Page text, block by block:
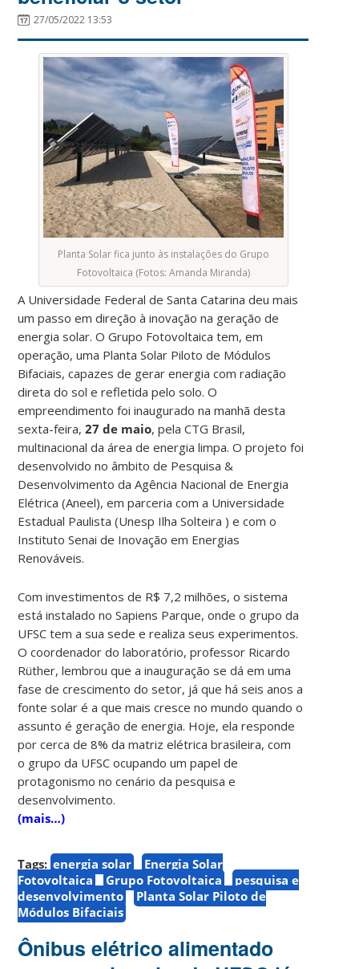
27/05/2022 13:53
Planta Solar fica junto às instalações do Grupo
Fotovoltaica (Fotos: Amanda Miranda)
A Universidade Federal de Santa Catarina deu mais
um passo em direção à inovação na geração de
energia solar. O Grupo Fotovoltaica tem, em
operação, uma Planta Solar Piloto de Módulos
Bifaciais, capazes de gerar energia com radiação
direta do sol e refletida pelo solo. O
empreendimento foi inaugurado na manhã desta
sexta-feira, 27 de maio, pela CTG Brasil,
multinacional da área de energia limpa. O projeto foi
desenvolvido no âmbito de Pesquisa &
Desenvolvimento da Agência Nacional de Energia
Elétrica (Aneel), em parceria com a Universidade
Estadual Paulista (Unesp Ilha Solteira ) e com o
Instituto Senai de Inovação em Energias
Renováveis.
Com investimentos de R$ 7,2 milhões, o sistema
está instalado no Sapiens Parque, onde o grupo da
UFSC tem a sua sede e realiza seus experimentos.
O coordenador do laboratório, professor Ricardo
Rüther, lembrou que a inauguração se dá em uma
fase de crescimento do setor, já que há seis anos a
fonte solar é a que mais cresce no mundo quando o
assunto é geração de energia. Hoje, ela responde
por cerca de 8% da matriz elétrica brasileira, com
o grupo da UFSC ocupando um papel de
protagonismo no cenário da pesquisa e
desenvolvimento.
(mais…)
Tags: energia solar
Energia Solar
Fotovoltaica
Grupo Fotovoltaica
pesquisa e
desenvolvimento
Planta Solar Piloto de
Módulos Bifaciais
Ônibus elétrico alimentado